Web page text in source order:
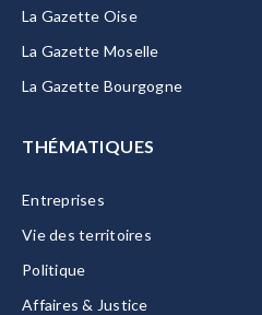
La Gazette Oise
La Gazette Moselle
La Gazette Bourgogne
THÉMATIQUES
Entreprises
Vie des territoires
Politique
Affaires & Justice